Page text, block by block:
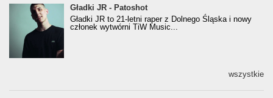
Gładki JR - Patoshot
Gładki JR - Patoshot
Gładki JR to 21-letni raper z Dolnego Śląska i nowy
członek wytwórni TiW Music...
wszystkie